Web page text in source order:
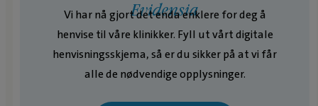
Evidensia
Vi har nå gjort det enda enklere for deg å
henvise til våre klinikker. Fyll ut vårt digitale
henvisningsskjema, så er du sikker på at vi får
alle de nødvendige opplysninger.